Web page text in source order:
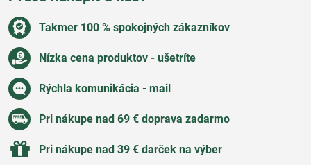
Takmer 100 % spokojných zákazníkov
Nízka cena produktov - ušetríte
Rýchla komunikácia - mail
Pri nákupe nad 69 € doprava zadarmo
Pri nákupe nad 39 € darček na výber